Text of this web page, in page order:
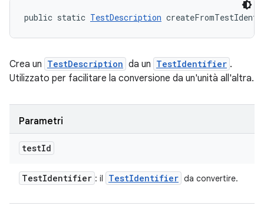
public static TestDescription
Crea un TestDescription da un TestIdentifier .
Utilizzato per facilitare la conversione da un'unità all'altra.
Parametri
testId
TestIdentifier : il TestIdentifier da convertire.